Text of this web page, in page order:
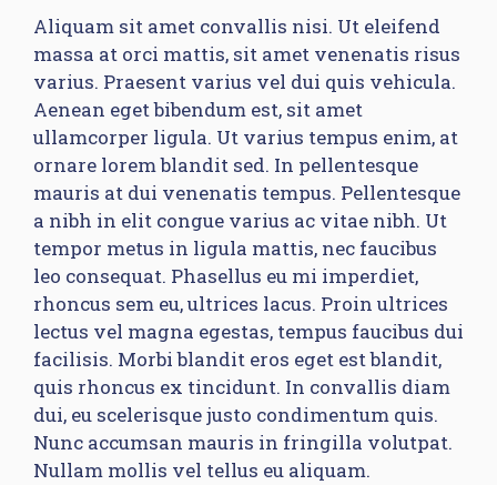
Aliquam sit amet convallis nisi. Ut eleifend
massa at orci mattis, sit amet venenatis risus
varius. Praesent varius vel dui quis vehicula.
Aenean eget bibendum est, sit amet
ullamcorper ligula. Ut varius tempus enim, at
ornare lorem blandit sed. In pellentesque
mauris at dui venenatis tempus. Pellentesque
a nibh in elit congue varius ac vitae nibh. Ut
tempor metus in ligula mattis, nec faucibus
leo consequat. Phasellus eu mi imperdiet,
rhoncus sem eu, ultrices lacus. Proin ultrices
lectus vel magna egestas, tempus faucibus dui
facilisis. Morbi blandit eros eget est blandit,
quis rhoncus ex tincidunt. In convallis diam
dui, eu scelerisque justo condimentum quis.
Nunc accumsan mauris in fringilla volutpat.
Nullam mollis vel tellus eu aliquam.